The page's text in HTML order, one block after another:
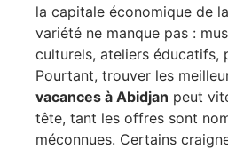
la capitale économique de
variété ne manque pas :
culturels, ateliers éducatifs,
Pourtant, trouver les
vacances à Abidjan peut
tête, tant les offres sont
méconnues. Certains